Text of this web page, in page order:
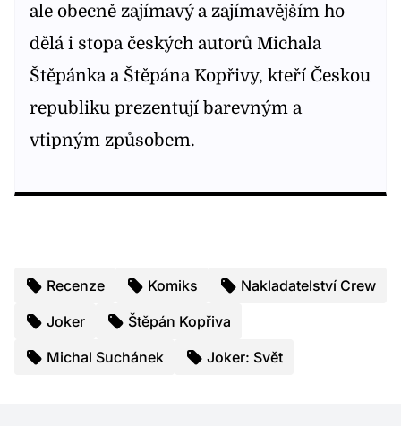
ale obecně zajímavý a zajímavějším ho
dělá i stopa českých autorů Michala
Štěpánka a Štěpána Kopřivy, kteří Českou
republiku prezentují barevným a
vtipným způsobem.
Recenze Komiks
Nakladatelství Crew
Joker
Štěpán Kopřiva
Michal Suchánek
Joker: Svět